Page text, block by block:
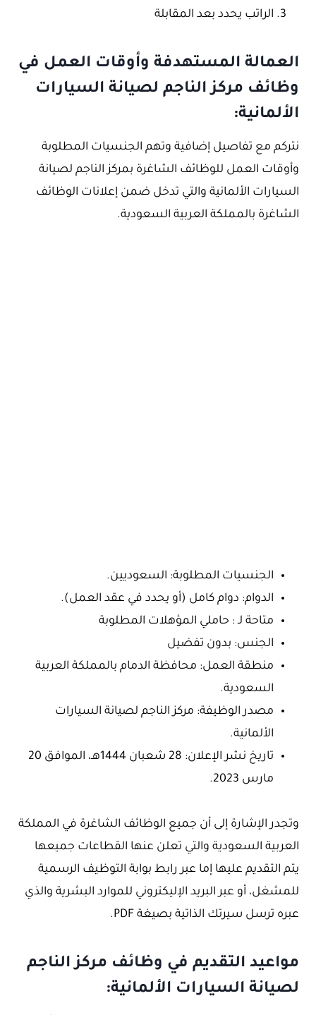
الراتب يحدد بعد المقابلة
العمالة المستهدفة وأوقات العمل في
وظائف مركز الناجم لصيانة السيارات
الألمانية:
نتركم مع تفاصيل إضافية وتهم الجنسيات المطلوبة
وأوقات العمل للوظائف الشاغرة بمركز الناجم لصيانة
السيارات الألمانية والتي تدخل ضمن إعلانات الوظائف
الشاغرة بالمملكة العربية السعودية.
الجنسيات المطلوبة: السعوديين.
الدوام: دوام كامل (أو يحدد في عقد العمل).
متاحة لـ : حاملي المؤهلات المطلوبة
الجنس: بدون تفضيل
منطقة العمل: محافظة الدمام بالمملكة العربية
السعودية.
مصدر الوظيفة: مركز الناجم لصيانة السيارات
الألمانية.
تاريخ نشر الإعلان: 28 شعبان 1444هـ، الموافق 20
مارس 2023.
وتجدر الإشارة إلى أن جميع الوظائف الشاغرة في المملكة
العربية السعودية والتي تعلن عنها القطاعات جميعها
يتم التقديم عليها إما عبر رابط بوابة التوظيف الرسمية
للمشغل، أو عبر البريد الإليكتروني للموارد البشرية والذي
عبره ترسل سيرتك الذاتية بصيغة PDF.
مواعيد التقديم في وظائف مركز الناجم
لصيانة السيارات الألمانية: